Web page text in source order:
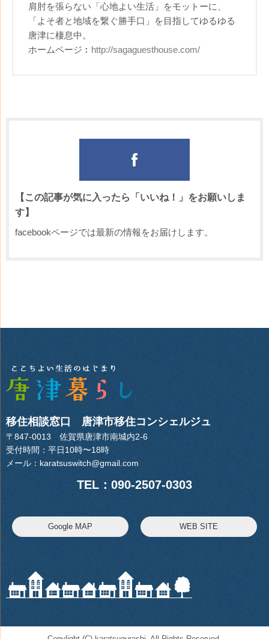
肩肘を張らない「心地よい生活」をモットーに、
「よそ者と地域を繋ぐ勝手口」を目指してゆるゆる
唐津に棲息中。
ホームページ︰ http://sagaguesthouse.com/
【この記事が気に入ったら「いいね！」をお願いしま
す】
facebookページでは最新の情報をお届けします。
移住相談窓口 唐津市移住コンシェルジュ
〒847-0013 佐賀県唐津市南城内2-6
受付時間：平日10時〜18時
メール： karatsuswitch@gmail.com
TEL：090-2507-0303
Google MAP WEB SITE